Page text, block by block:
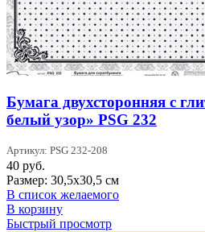
Бумага двухсторонняя с
белый узор» PSG 232
Артикул: PSG 232-208
40 руб.
Размер: 30,5х30,5 см
В список желаемого
В корзину
Быстрый просмотр